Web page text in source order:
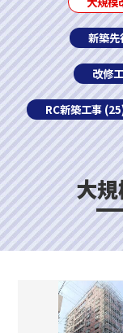
新築
改修
RC新築工事
大